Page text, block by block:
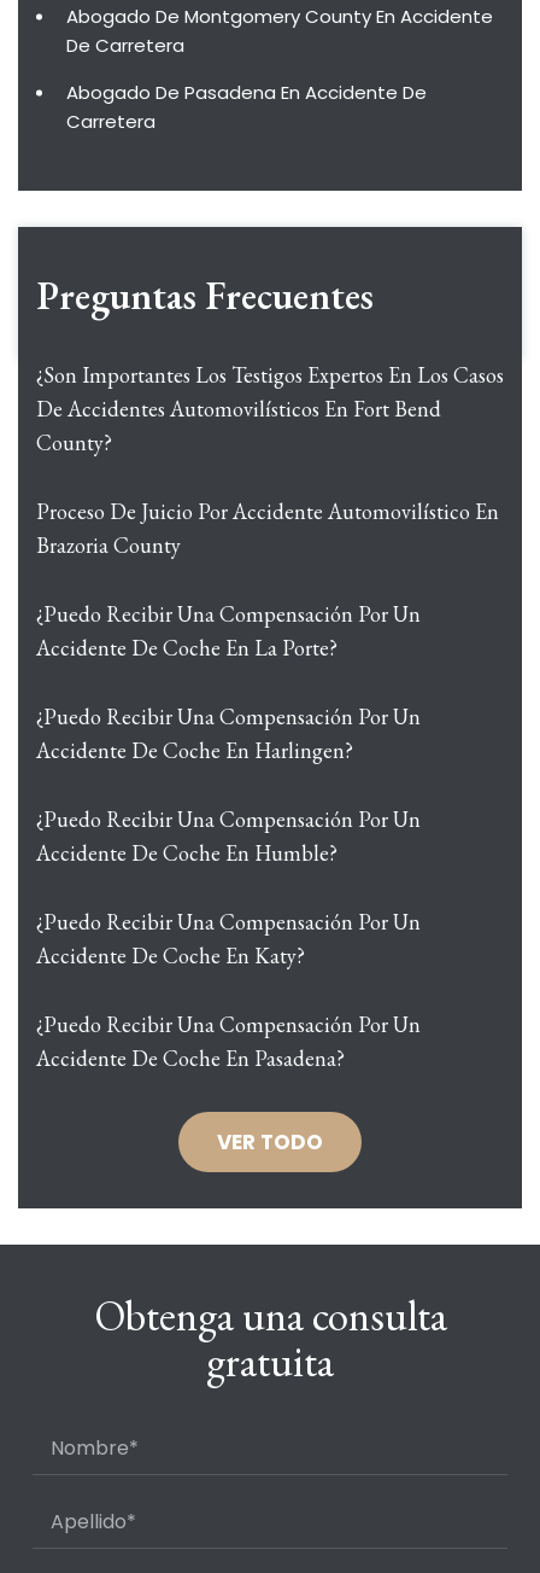
Abogado De Montgomery County En Accidente
De Carretera
Abogado De Pasadena En Accidente De
Carretera
Preguntas Frecuentes
¿Son Importantes Los Testigos Expertos En Los Casos
De Accidentes Automovilísticos En Fort Bend
County?
Proceso De Juicio Por Accidente Automovilístico En
Brazoria County
¿Puedo Recibir Una Compensación Por Un
Accidente De Coche En La Porte?
¿Puedo Recibir Una Compensación Por Un
Accidente De Coche En Harlingen?
¿Puedo Recibir Una Compensación Por Un
Accidente De Coche En Humble?
¿Puedo Recibir Una Compensación Por Un
Accidente De Coche En Katy?
¿Puedo Recibir Una Compensación Por Un
Accidente De Coche En Pasadena?
VER TODO
Obtenga una consulta
gratuita